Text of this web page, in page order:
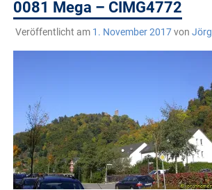
0081 Mega – CIMG4772
Veröffentlicht am 1. November 2017von Jörg